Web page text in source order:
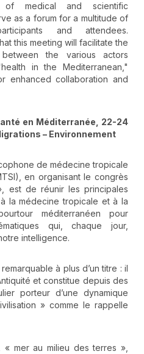
of medical and scientific
as a forum for a multitude of
and attendees.
this meeting will facilitate the
the various actors
in the Mediterranean,"
enhanced collaboration and
en Méditerranée, 22-24
– Environnement
de médecine tropicale
en organisant le congrès
est de réunir les principales
la médecine tropicale et à la
méditerranéen pour
qui, chaque jour,
intelligence.
à plus d’un titre : il
et constitue depuis des
porteur d’une dynamique
» comme le rappelle
« mer au milieu des terres »,